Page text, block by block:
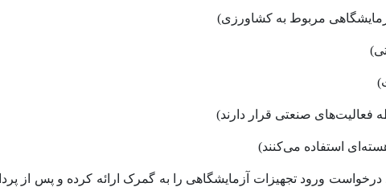
ورود تجهیزات آزمایشگاهی را به گمرک ارائه کرده و پس از